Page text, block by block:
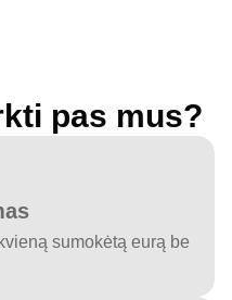
pas mus?
sumokėtą eurą be